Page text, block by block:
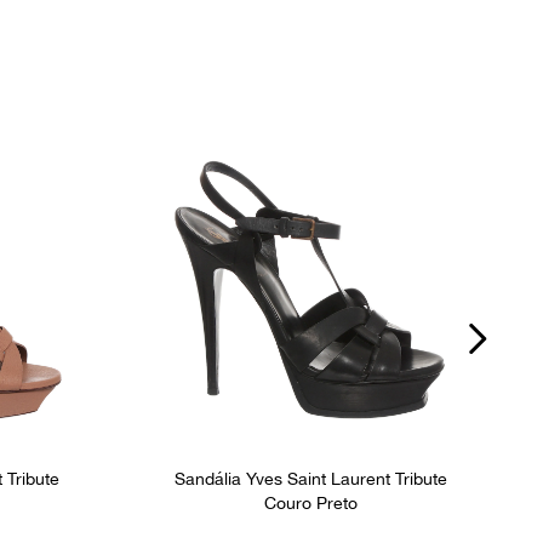
Tribute
Sandália Yves Saint Laurent Tribute
Couro Preto